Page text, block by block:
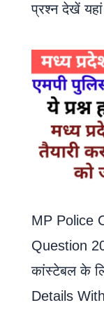
प्रश्न देखें यहां
MP Police
Question
कांस्टेबल के
Details